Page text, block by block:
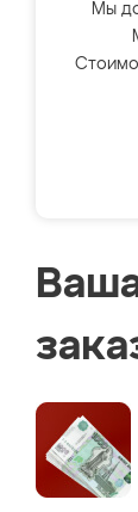
Мы